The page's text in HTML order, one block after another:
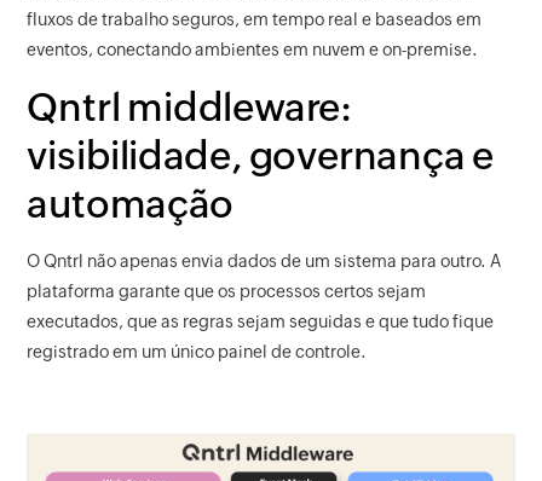
fluxos de trabalho seguros, em tempo real e baseados em
eventos, conectando ambientes em nuvem e on-premise.
Qntrl middleware:
visibilidade, governança e
automação
O Qntrl não apenas envia dados de um sistema para outro. A
plataforma garante que os processos certos sejam
executados, que as regras sejam seguidas e que tudo fique
registrado em um único painel de controle.